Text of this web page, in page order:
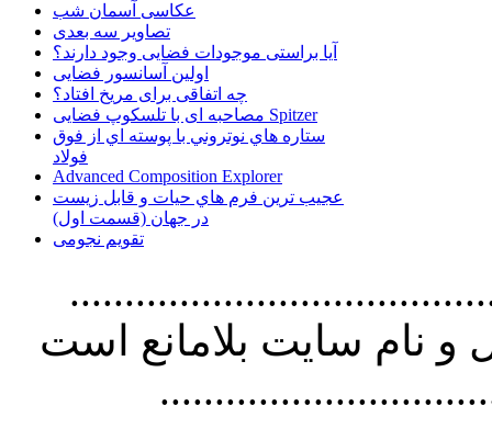
عکاسی آسمان شب
تصاویر سه بعدی
آیا براستی موجودات فضایی وجود دارند؟
اولین آسانسور فضایی
چه اتفاقی برای مریخ افتاد؟
مصاحبه ای با تلسکوپ فضایی Spitzer
ستاره هاي نوتروني با پوسته اي از فوق
فولاد
Advanced Composition Explorer
عجیب ترین فرم هاي حيات و قابل زيست
در جهان (قسمت اول)
تقویم نجومی
استفاده از
نام سايت بلامانع است